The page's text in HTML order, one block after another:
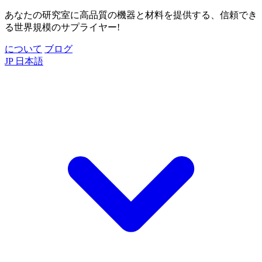
あなたの研究室に高品質の機器と材料を提供する、信頼でき
る世界規模のサプライヤー!
について ブログ
JP 日本語